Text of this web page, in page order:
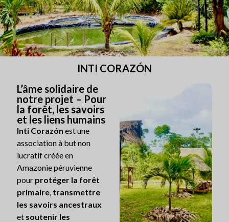
INTI CORAZÓN
L’âme solidaire de
notre projet – Pour
la forêt, les savoirs
et les liens humains
Inti Corazón est une
association à but non
lucratif créée en
Amazonie péruvienne
pour protéger la forêt
primaire transmettre
les savoirs ancestraux
et soutenir les